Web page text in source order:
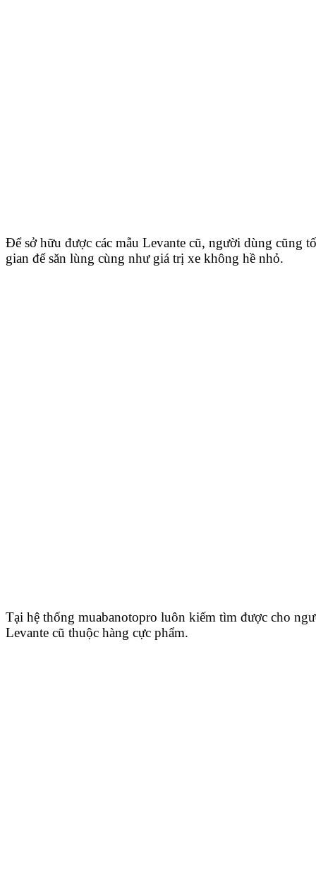
Để sở hữu được các mẫu Levante cũ, người dùng cũng
gian để săn lùng cùng như giá trị xe không hề nhỏ.
Tại hệ thống muabanotopro luôn kiếm tìm được cho
Levante cũ thuộc hàng cực phẩm.